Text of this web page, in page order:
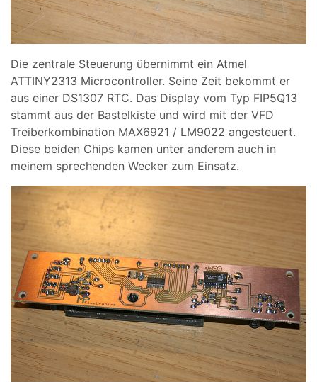
Die zentrale Steuerung übernimmt ein Atmel
ATTINY2313 Microcontroller. Seine Zeit bekommt er
aus einer DS1307 RTC. Das Display vom Typ FIP5Q13
stammt aus der Bastelkiste und wird mit der VFD
Treiberkombination MAX6921 / LM9022 angesteuert.
Diese beiden Chips kamen unter anderem auch in
meinem sprechenden Wecker zum Einsatz.